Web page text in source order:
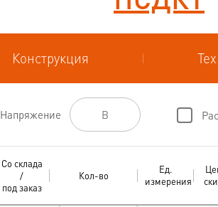
Конструкция
Напряжение
Со склада
/
под заказ
Кол-во
Ед.
измерения